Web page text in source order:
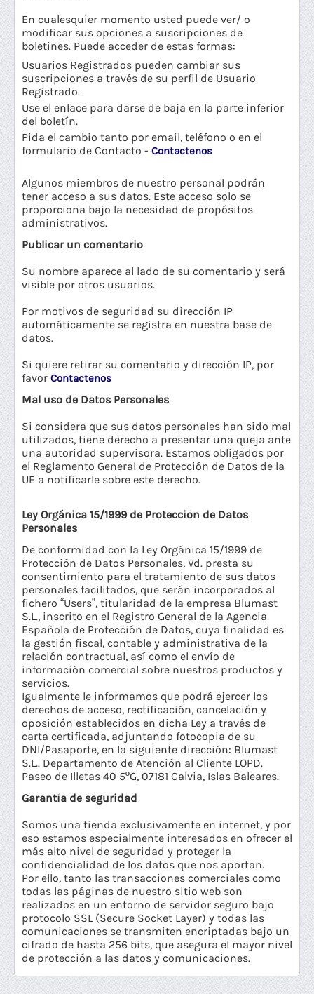
En cualesquier momento usted puede ver/ o
modificar sus opciones a suscripciones de
boletines. Puede acceder de estas formas:
Usuarios Registrados pueden cambiar sus
suscripciones a través de su perfil de Usuario
Registrado.
Use el enlace para darse de baja en la parte inferior
del boletín.
Pida el cambio tanto por email, teléfono o en el
formulario de Contacto - Contactenos
Algunos miembros de nuestro personal podrán
tener acceso a sus datos. Este acceso solo se
proporciona bajo la necesidad de propósitos
administrativos.
Publicar un comentario
Su nombre aparece al lado de su comentario y será
visible por otros usuarios.
Por motivos de seguridad su dirección IP
automáticamente se registra en nuestra base de
datos.
Si quiere retirar su comentario y dirección IP, por
favor Contactenos
Mal uso de Datos Personales
Si considera que sus datos personales han sido mal
utilizados, tiene derecho a presentar una queja ante
una autoridad supervisora. Estamos obligados por
el Reglamento General de Protección de Datos de la
UE a notificarle sobre este derecho.
Ley Orgánica 15/1999 de Protección de Datos
Personales
De conformidad con la Ley Orgánica 15/1999 de
Protección de Datos Personales, Vd. presta su
consentimiento para el tratamiento de sus datos
personales facilitados, que serán incorporados al
fichero “Users”, titularidad de la empresa Blumast
S.L., inscrito en el Registro General de la Agencia
Española de Protección de Datos, cuya finalidad es
la gestión fiscal, contable y administrativa de la
relación contractual, así como el envío de
información comercial sobre nuestros productos y
servicios.
Igualmente le informamos que podrá ejercer los
derechos de acceso, rectificación, cancelación y
oposición establecidos en dicha Ley a través de
carta certificada, adjuntando fotocopia de su
DNI/Pasaporte, en la siguiente dirección: Blumast
S.L.. Departamento de Atención al Cliente LOPD.
Paseo de Illetas 40 5ºG, 07181 Calvia, Islas Baleares.
Garantía de seguridad
Somos una tienda exclusivamente en internet, y por
eso estamos especialmente interesados en ofrecer el
más alto nivel de seguridad y proteger la
confidencialidad de los datos que nos aportan.
Por ello, tanto las transacciones comerciales como
todas las páginas de nuestro sitio web son
realizados en un entorno de servidor seguro bajo
protocolo SSL (Secure Socket Layer) y todas las
comunicaciones se transmiten encriptadas bajo un
cifrado de hasta 256 bits, que asegura el mayor nivel
de protección a las datos y comunicaciones.